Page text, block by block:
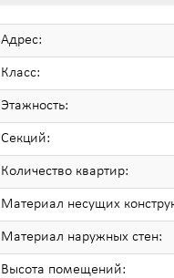
Адрес:
Класс:
Этажность:
Секций:
Количество квартир:
Материал несущих
Материал наружных стен:
Высота помещений: